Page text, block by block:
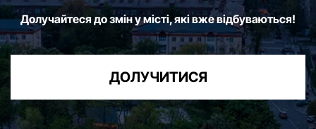
Долучайтеся до змін у місті, які вже відбуваються!
ДОЛУЧИТИСЯ